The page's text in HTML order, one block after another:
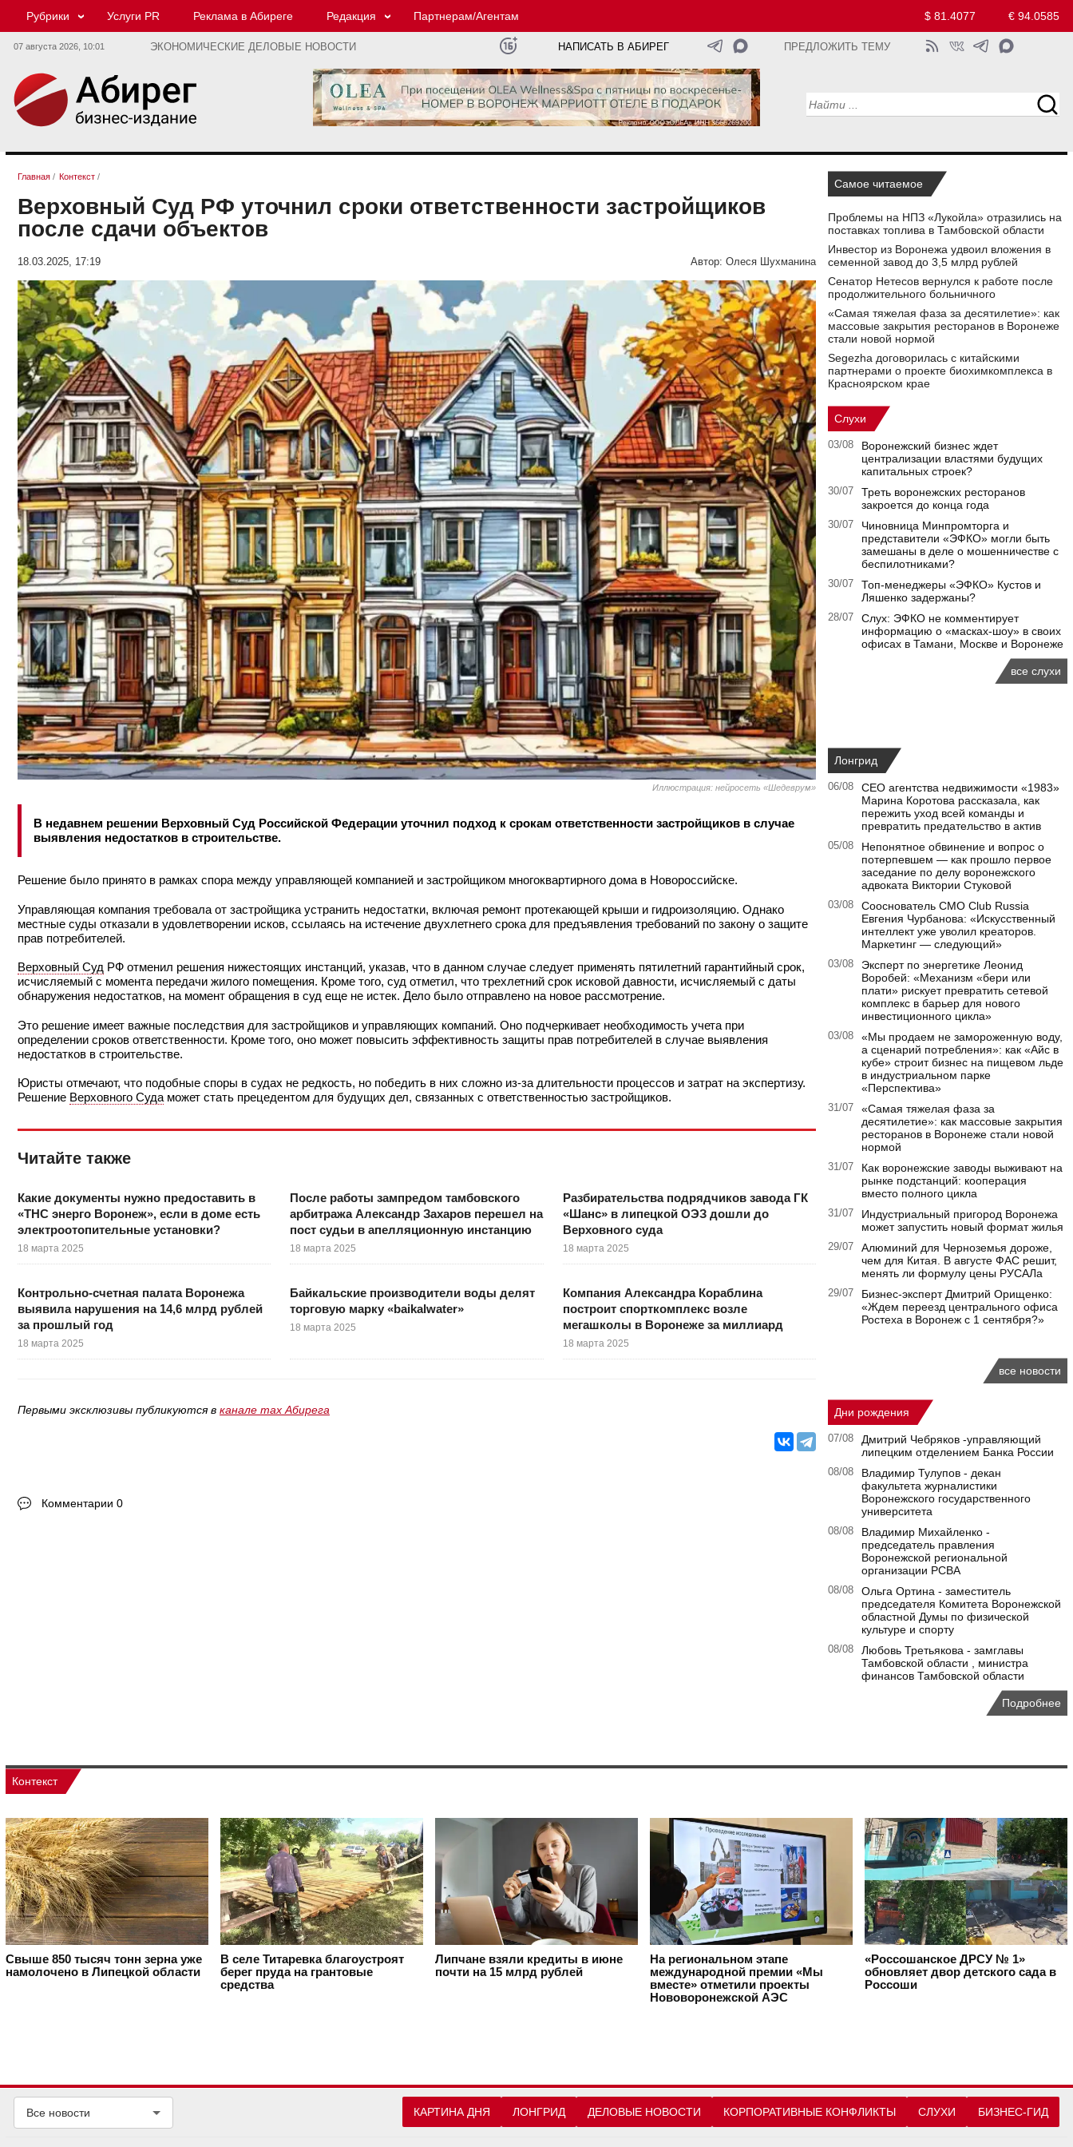
Рубрики Услуги PR Реклама в Абиреге Редакция Партнерам/Агентам $ 81.4077 € 94.0585
07 августа 2026, 10:01 ЭКОНОМИЧЕСКИЕ ДЕЛОВЫЕ НОВОСТИ НАПИСАТЬ В АБИРЕГ ПРЕДЛОЖИТЬ ТЕМУ
Главная / Контекст /
Верховный Суд РФ уточнил сроки ответственности застройщиков
после сдачи объектов
18.03.2025, 17:19 Автор: Олеся Шухманина
Иллюстрация: нейросеть «Шедеврум»
В недавнем решении Верховный Суд Российской Федерации уточнил подход к срокам ответственности застройщиков в случае
выявления недостатков в строительстве.
Решение было принято в рамках спора между управляющей компанией и застройщиком многоквартирного дома в Новороссийске.
Управляющая компания требовала от застройщика устранить недостатки, включая ремонт протекающей крыши и гидроизоляцию. Однако
местные суды отказали в удовлетворении исков, ссылаясь на истечение двухлетнего срока для предъявления требований по закону о защите
прав потребителей.
Верховный Суд РФ отменил решения нижестоящих инстанций, указав, что в данном случае следует применять пятилетний гарантийный срок,
исчисляемый с момента передачи жилого помещения. Кроме того, суд отметил, что трехлетний срок исковой давности, исчисляемый с даты
обнаружения недостатков, на момент обращения в суд еще не истек. Дело было отправлено на новое рассмотрение.
Это решение имеет важные последствия для застройщиков и управляющих компаний. Оно подчеркивает необходимость учета при
определении сроков ответственности. Кроме того, оно может повысить эффективность защиты прав потребителей в случае выявления
недостатков в строительстве.
Юристы отмечают, что подобные споры в судах не редкость, но победить в них сложно из-за длительности процессов и затрат на экспертизу.
Решение Верховного Суда может стать прецедентом для будущих дел, связанных с ответственностью застройщиков.
Читайте также
Какие документы нужно предоставить в
«ТНС энерго Воронеж», если в доме есть
электроотопительные установки?
18 марта 2025
После работы зампредом тамбовского
арбитража Александр Захаров перешел на
пост судьи в апелляционную инстанцию
18 марта 2025
Разбирательства подрядчиков завода ГК
«Шанс» в липецкой ОЭЗ дошли до
Верховного суда
18 марта 2025
Контрольно-счетная палата Воронежа
выявила нарушения на 14,6 млрд рублей
за прошлый год
18 марта 2025
Байкальские производители воды делят
торговую марку «baikalwater»
18 марта 2025
Компания Александра Кораблина
построит спорткомплекс возле
мегашколы в Воронеже за миллиард
18 марта 2025
Первыми эксклюзивы публикуются в канале max Абирега
Комментарии 0
Самое читаемое
Проблемы на НПЗ «Лукойла» отразились на
поставках топлива в Тамбовской области
Инвестор из Воронежа удвоил вложения в
семенной завод до 3,5 млрд рублей
Сенатор Нетесов вернулся к работе после
продолжительного больничного
«Самая тяжелая фаза за десятилетие»: как
массовые закрытия ресторанов в Воронеже
стали новой нормой
Segezha договорилась с китайскими
партнерами о проекте биохимкомплекса в
Красноярском крае
Слухи
03/08
Воронежский бизнес ждет
централизации властями будущих
капитальных строек?
30/07
Треть воронежских ресторанов
закроется до конца года
30/07
Чиновница Минпромторга и
представители «ЭФКО» могли быть
замешаны в деле о мошенничестве с
беспилотниками?
30/07
Топ-менеджеры «ЭФКО» Кустов и
Ляшенко задержаны?
28/07
Слух: ЭФКО не комментирует
информацию о «масках-шоу» в своих
офисах в Тамани, Москве и Воронеже
все слухи
Лонгрид
06/08
CEO агентства недвижимости «1983»
Марина Коротова рассказала, как
пережить уход всей команды и
превратить предательство в актив
05/08
Непонятное обвинение и вопрос о
потерпевшем — как прошло первое
заседание по делу воронежского
адвоката Виктории Стуковой
03/08
Сооснователь CMO Club Russia
Евгения Чурбанова: «Искусственный
интеллект уже уволил креаторов.
Маркетинг — следующий»
03/08
Эксперт по энергетике Леонид
Воробей: «Механизм «бери или
плати» рискует превратить сетевой
комплекс в барьер для нового
инвестиционного цикла»
03/08
«Мы продаем не замороженную воду,
а сценарий потребления»: как «Айс в
кубе» строит бизнес на пищевом льде
в индустриальном парке
«Перспектива»
31/07
«Самая тяжелая фаза за
десятилетие»: как массовые закрытия
ресторанов в Воронеже стали новой
нормой
31/07
Как воронежские заводы выживают на
рынке подстанций: кооперация
вместо полного цикла
31/07
Индустриальный пригород Воронежа
может запустить новый формат жилья
29/07
Алюминий для Черноземья дороже,
чем для Китая. В августе ФАС решит,
менять ли формулу цены РУСАЛа
29/07
Бизнес-эксперт Дмитрий Орищенко:
«Ждем переезд центрального офиса
Ростеха в Воронеж с 1 сентября?»
все новости
Дни рождения
07/08
Дмитрий Чебряков -управляющий
липецким отделением Банка России
08/08
Владимир Тулупов - декан
факультета журналистики
Воронежского государственного
университета
08/08
Владимир Михайленко -
председатель правления
Воронежской региональной
организации РСВА
08/08
Ольга Ортина - заместитель
председателя Комитета Воронежской
областной Думы по физической
культуре и спорту
08/08
Любовь Третьякова - замглавы
Тамбовской области , министра
финансов Тамбовской области
Подробнее
Контекст
Свыше 850 тысяч тонн зерна уже
намолочено в Липецкой области
В селе Титаревка благоустроят
берег пруда на грантовые
средства
Липчане взяли кредиты в июне
почти на 15 млрд рублей
На региональном этапе
международной премии «Мы
вместе» отметили проекты
Нововоронежской АЭС
«Россошанское ДРСУ № 1»
обновляет двор детского сада в
Россоши
Все новости КАРТИНА ДНЯ ЛОНГРИД ДЕЛОВЫЕ НОВОСТИ КОРПОРАТИВНЫЕ КОНФЛИКТЫ СЛУХИ БИЗНЕС-ГИД